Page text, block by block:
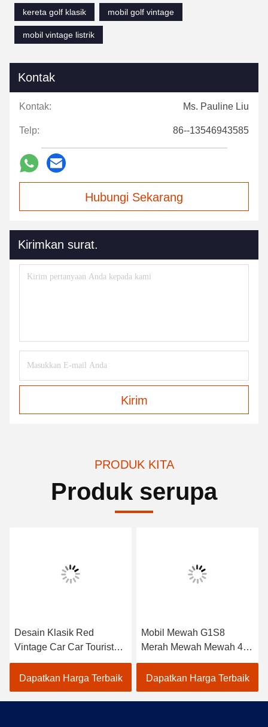
kereta golf klasik
mobil golf vintage
mobil vintage listrik
Kontak
Kontak: Ms. Pauline Liu
Telp: 86--13546943585
Hubungi Sekarang
Kirimkan surat.
Kirim
PRODUK KITA
Produk serupa
Desain Klasik Red
Vintage Car Car Tourist
Car Dengan CE Disetujui
Dapatkan Harga Terbaik
Mobil Mewah G1S8
Merah Mewah Mewah 4
Baris Untuk 8 Penumpang
Dapatkan Harga Terbaik